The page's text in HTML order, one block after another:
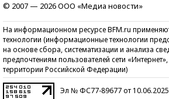
© 2007 — 2026 ООО «Медиа новости»
На информационном ресурсе BFM.ru
технологии (информационные технологии
на основе сбора, систематизации и анализа
предпочтениям пользователей сети
территории Российской Федерации)
Эл № ФС77-89677 от 10.06.2025